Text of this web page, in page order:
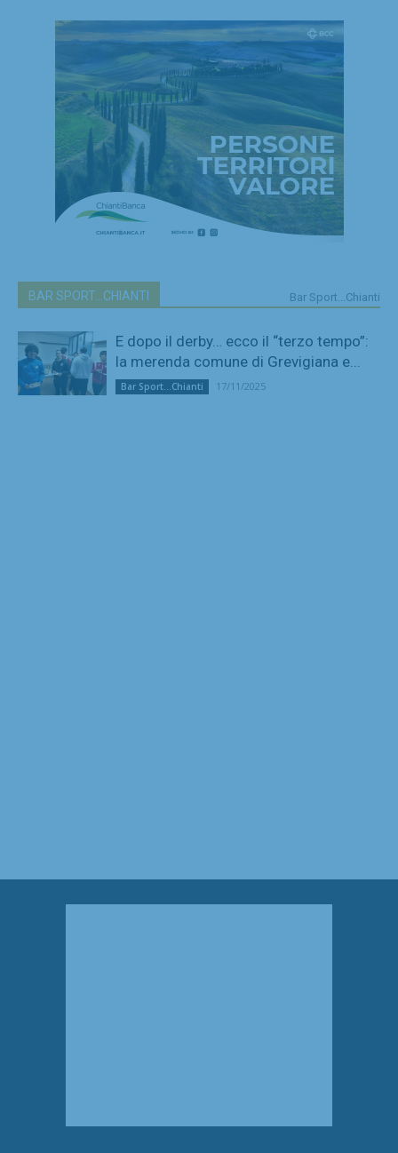
BAR SPORT...CHIANTI Bar Sport...Chianti
E dopo il derby… ecco il “terzo tempo”:
la merenda comune di Grevigiana e...
Bar Sport...Chianti 17/11/2025